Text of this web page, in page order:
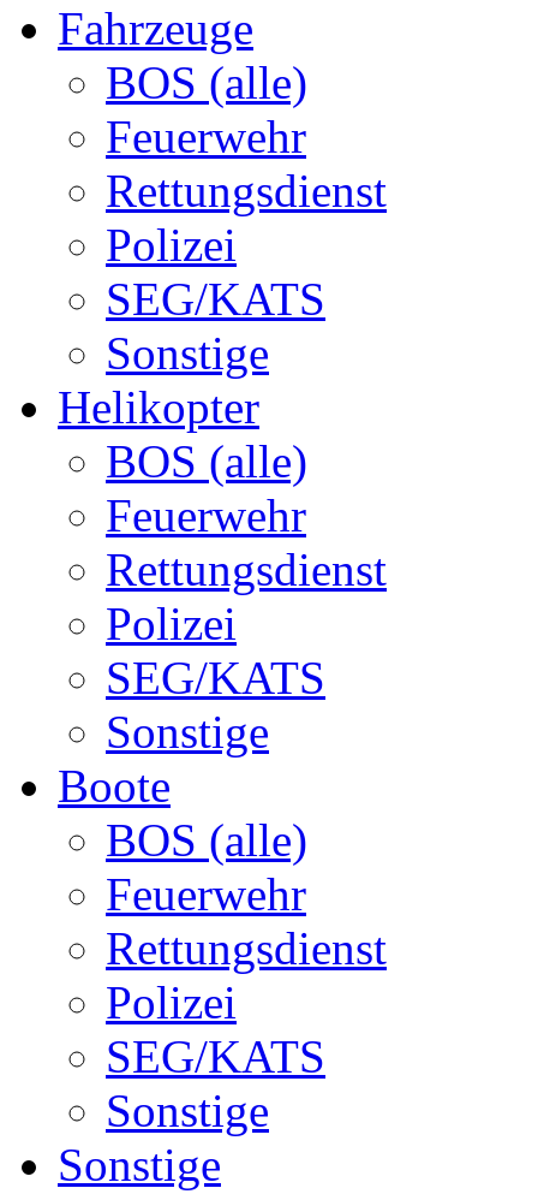
Fahrzeuge
BOS (alle)
Feuerwehr
Rettungsdienst
Polizei
SEG/KATS
Sonstige
Helikopter
BOS (alle)
Feuerwehr
Rettungsdienst
Polizei
SEG/KATS
Sonstige
Boote
BOS (alle)
Feuerwehr
Rettungsdienst
Polizei
SEG/KATS
Sonstige
Sonstige